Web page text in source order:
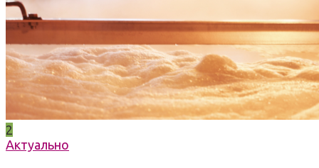
2
Актуально